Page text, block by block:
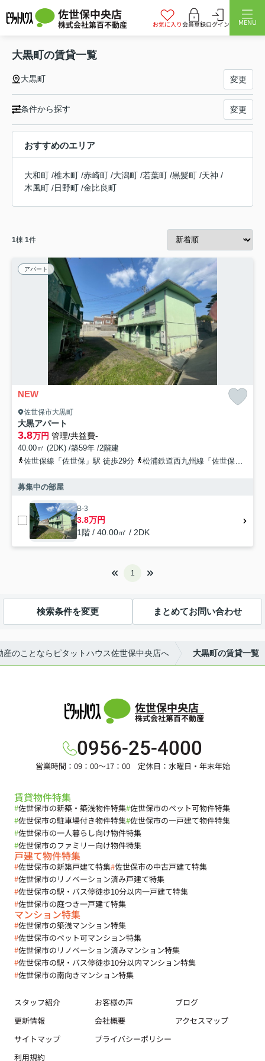
佐世保中央店
株式会社第百不動産 お気に入り会員登録ログイン MENU
大黒町の賃貸一覧
大黒町 変更
条件から探す 変更
おすすめのエリア
大和町 /椎木町 /赤崎町 /大潟町 /若葉町 /黒髪町 /天神 /
木風町 /日野町 /金比良町
1棟 1件
アパート
NEW
佐世保市大黒町
大黒アパート
3.8万円 管理/共益費-
40.00㎡ (2DK) /築59年 /2階建
佐世保線「佐世保」駅 徒歩29分
松浦鉄道西九州線「佐世保」駅 徒歩29分
募集中の部屋
B-3
3.8万円
1階 / 40.00㎡ / 2DK
1
検索条件を変更 まとめてお問い合わせ
産のことならピタットハウス佐世保中央店へ 大黒町の賃貸一覧
佐世保中央店
株式会社第百不動産
0956-25-4000
営業時間：09：00～17：00 定休日：水曜日・年末年始
賃貸物件特集
#佐世保市の新築・築浅物件特集#佐世保市のペット可物件特集
#佐世保市の駐車場付き物件特集#佐世保市の一戸建て物件特集
#佐世保市の一人暮らし向け物件特集
#佐世保市のファミリー向け物件特集
戸建て物件特集
#佐世保市の新築戸建て特集#佐世保市の中古戸建て特集
#佐世保市のリノベーション済み戸建て特集
#佐世保市の駅・バス停徒歩10分以内一戸建て特集
#佐世保市の庭つき一戸建て特集
マンション特集
#佐世保市の築浅マンション特集
#佐世保市のペット可マンション特集
#佐世保市のリノベーション済みマンション特集
#佐世保市の駅・バス停徒歩10分以内マンション特集
#佐世保市の南向きマンション特集
スタッフ紹介 お客様の声
ブログ
更新情報
会社概要
アクセスマップ
サイトマップ
プライバシーポリシー
利用規約